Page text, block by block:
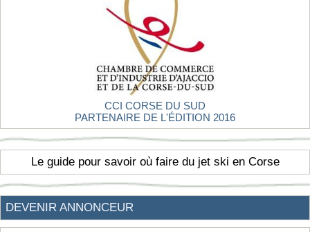
CCI CORSE DU SUD
PARTENAIRE DE L'ÉDITION 2016
Le guide pour savoir où faire du jet ski en Corse
DEVENIR ANNONCEUR